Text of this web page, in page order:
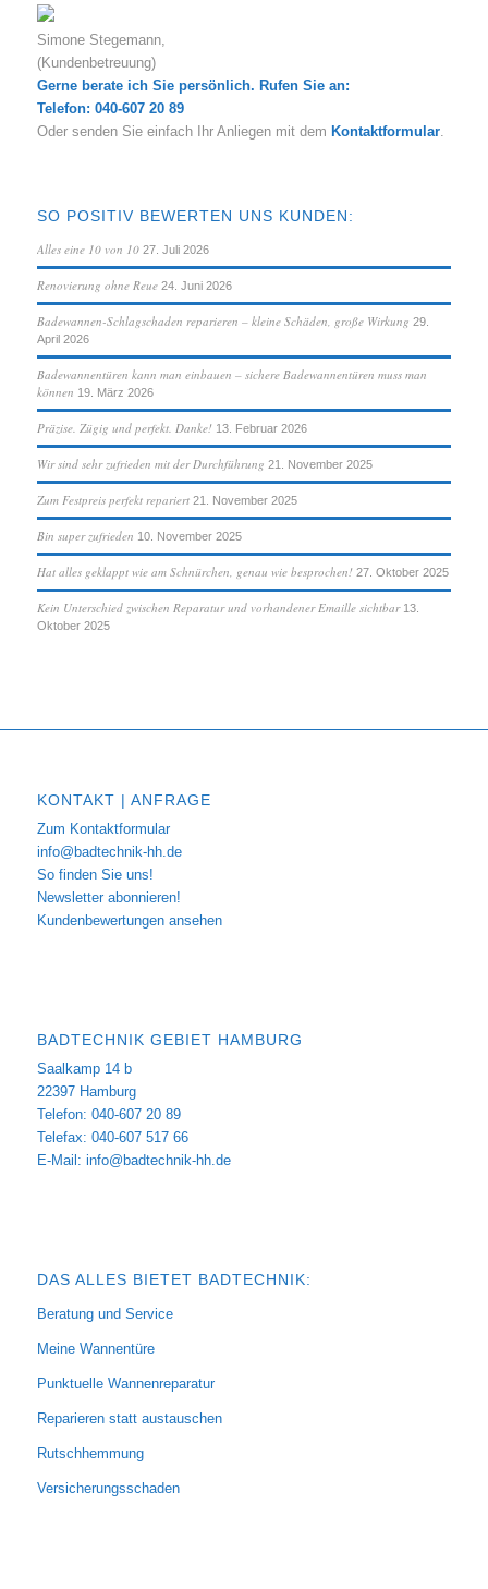
Simone Stegemann,
(Kundenbetreuung)
Gerne berate ich Sie persönlich. Rufen Sie an:
Telefon: 040-607 20 89
Oder senden Sie einfach Ihr Anliegen mit dem Kontaktformular.
SO POSITIV BEWERTEN UNS KUNDEN:
Alles eine 10 von 10 27. Juli 2026
Renovierung ohne Reue 24. Juni 2026
Badewannen-Schlagschaden reparieren – kleine Schäden, große Wirkung 29.
April 2026
Badewannentüren kann man einbauen – sichere Badewannentüren muss man
können 19. März 2026
Präzise. Zügig und perfekt. Danke! 13. Februar 2026
Wir sind sehr zufrieden mit der Durchführung 21. November 2025
Zum Festpreis perfekt repariert 21. November 2025
Bin super zufrieden 10. November 2025
Hat alles geklappt wie am Schnürchen, genau wie besprochen! 27. Oktober 2025
Kein Unterschied zwischen Reparatur und vorhandener Emaille sichtbar 13.
Oktober 2025
KONTAKT | ANFRAGE
Zum Kontaktformular
info@badtechnik-hh.de
So finden Sie uns!
Newsletter abonnieren!
Kundenbewertungen ansehen
BADTECHNIK GEBIET HAMBURG
Saalkamp 14 b
22397 Hamburg
Telefon: 040-607 20 89
Telefax: 040-607 517 66
E-Mail: info@badtechnik-hh.de
DAS ALLES BIETET BADTECHNIK:
Beratung und Service
Meine Wannentüre
Punktuelle Wannenreparatur
Reparieren statt austauschen
Rutschhemmung
Versicherungsschaden